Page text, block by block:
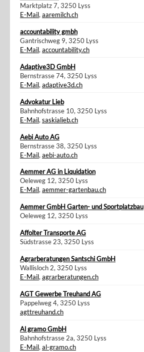
Marktplatz 7, 3250 Lyss
E-Mail, aaremilch.ch
accountability gmbh
Gantrischweg 9, 3250 Lyss
E-Mail, accountability.ch
Adaptive3D GmbH
Bernstrasse 74, 3250 Lyss
E-Mail, adaptive3d.ch
Advokatur Lieb
Bahnhofstrasse 10, 3250 Lyss
E-Mail, saskialieb.ch
Aebi Auto AG
Bernstrasse 38, 3250 Lyss
E-Mail, aebi-auto.ch
Aemmer AG in Liquidation
Oeleweg 12, 3250 Lyss
E-Mail,aemmer-gartenbau.ch
Aemmer GmbH Garten- und Sportplatzbau
Oeleweg 12, 3250 Lyss
Affolter Transporte AG
Südstrasse 23, 3250 Lyss
Agrarberatungen Santschi GmbH
Wallisloch 2, 3250 Lyss
E-Mail,agrarberatungen.ch
AGT Gewerbe Treuhand AG
Pappelweg 4, 3250 Lyss
agttreuhand.ch
Al gramo GmbH
Bahnhofstrasse 2a, 3250 Lyss
E-Mail, al-gramo.ch